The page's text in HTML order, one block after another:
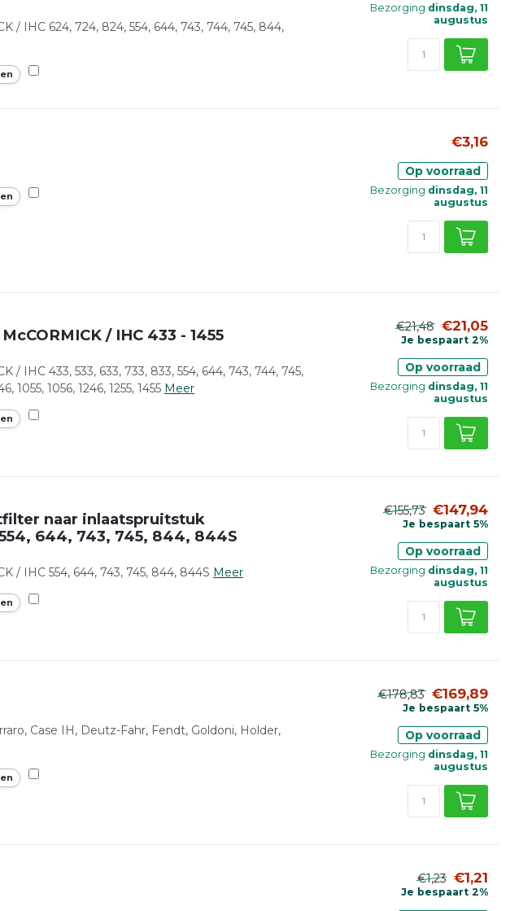
/ IHC 624, 724, 824, 554, 644, 743, 744, 745, 844,
Bezorging dinsdag, 11
augustus
€3,16
Op voorraad
Bezorging dinsdag, 11
augustus
/ IHC 433 - 1455
/ IHC 433, 533, 633, 733, 833, 554, 644, 743, 744, 745,
1055, 1056, 1246, 1255, 1455 Meer
€21,48 €21,05
Je bespaart 2%
Op voorraad
Bezorging dinsdag, 11
augustus
naar inlaatspruitstuk
554, 644, 743, 745, 844, 844S
/ IHC 554, 644, 743, 745, 844, 844S Meer
€155,73 €147,94
Je bespaart 5%
Op voorraad
Bezorging dinsdag, 11
augustus
Case IH, Deutz-Fahr, Fendt, Goldoni, Holder,
€178,83 €169,89
Je bespaart 5%
Op voorraad
Bezorging dinsdag, 11
augustus
€1,23 €1,21
Je bespaart 2%